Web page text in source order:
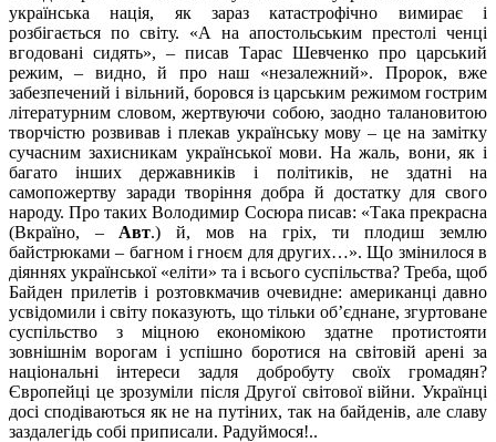
українська нація, як зараз катастрофічно вимирає і
розбігається по світу. «А на апостольським престолі ченці
вгодовані сидять», – писав Тарас Шевченко про царський
режим, – видно, й про наш «незалежний». Пророк, вже
забезпечений і вільний, боровся із царським режимом гострим
літературним словом, жертвуючи собою, заодно талановитою
творчістю розвивав і плекав українську мову – це на замітку
сучасним захисникам української мови. На жаль, вони, як і
багато інших державників і політиків, не здатні на
самопожертву заради творіння добра й достатку для свого
народу. Про таких Володимир Сосюра писав: «Така прекрасна
(Вкраїно, – Авт.) й, мов на гріх, ти плодиш землю
байстрюками – багном і гноєм для других…». Що змінилося в
діяннях української «еліти» та і всього суспільства? Треба, щоб
Байден прилетів і розтовкмачив очевидне: американці давно
усвідомили і світу показують, що тільки об’єднане, згуртоване
суспільство з міцною економікою здатне протистояти
зовнішнім ворогам і успішно боротися на світовій арені за
національні інтереси задля добробуту своїх громадян?
Європейці це зрозуміли після Другої світової війни. Українці
досі сподіваються як не на путіних, так на байденів, але славу
заздалегідь собі приписали. Радуймося!..